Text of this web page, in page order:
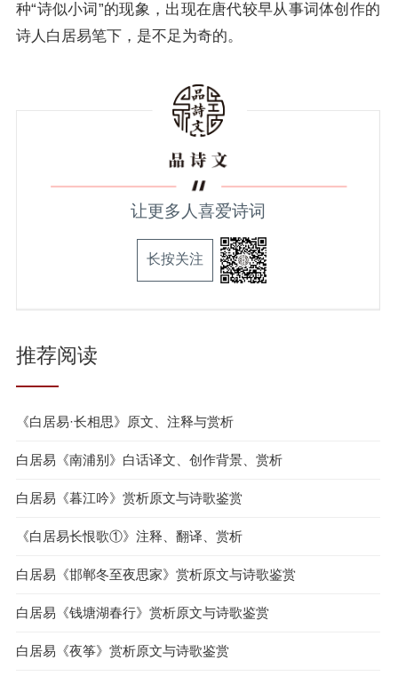
种“诗似小词”的现象，出现在唐代较早从事词体创作的
诗人 白居易笔下，是不足为奇的。
让更多人喜爱诗词
长按关注
推荐阅读
《白居易·长相思》原文、注释与赏析
白居易《南浦别》白话译文、创作背景、赏析
白居易《暮江吟》赏析原文与诗歌鉴赏
《白居易长恨歌①》注释、翻译、赏析
白居易《邯郸冬至夜思家》赏析原文与诗歌鉴赏
白居易《钱塘湖春行》赏析原文与诗歌鉴赏
白居易《夜筝》赏析原文与诗歌鉴赏